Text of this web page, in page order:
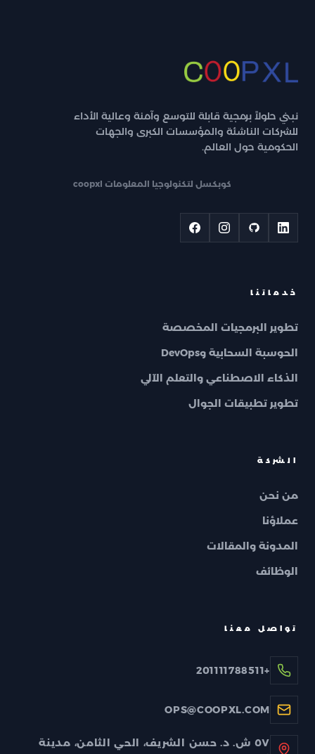
نبني حلولاً برمجية قابلة للتوسع وآمنة وعالية الأداء
للشركات الناشئة والمؤسسات الكبرى والجهات
الحكومية حول العالم.
coopxl كوبكسل لتكنولوجيا المعلومات
خدماتنا
تطوير البرمجيات المخصصة
الحوسبة السحابية وDevOps
الذكاء الاصطناعي والتعلم الآلي
تطوير تطبيقات الجوال
الشركة
من نحن
عملاؤنا
المدونة والمقالات
الوظائف
تواصل معنا
+201111788511
OPS@COOPXL.COM
٥٧ ش. د. حسن الشريف، الحي الثامن، مدينة